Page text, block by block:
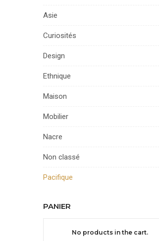
Asie
Curiosités
Design
Ethnique
Maison
Mobilier
Nacre
Non classé
Pacifique
PANIER
No products in the cart.